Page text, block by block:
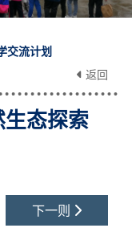
交流计划
返回
生态探索
下一则